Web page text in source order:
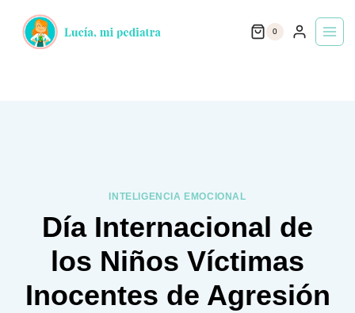
0
INTELIGENCIA EMOCIONAL
Día Internacional de
los Niños Víctimas
Inocentes de Agresión